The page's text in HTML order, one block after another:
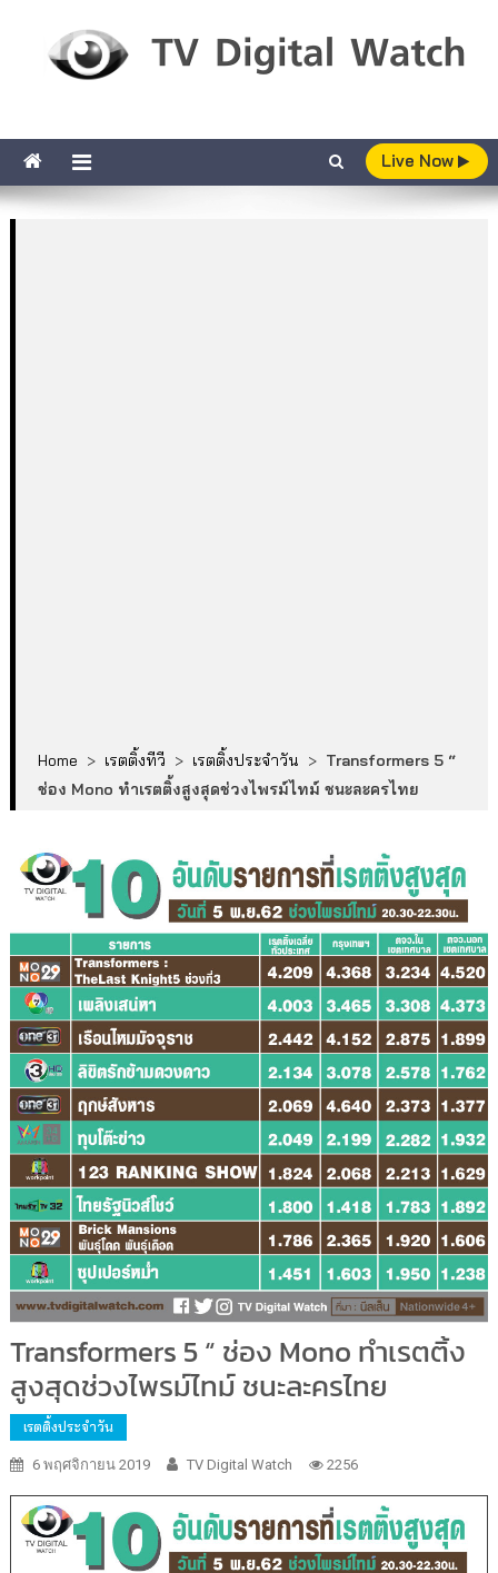
Live Now
Home > เรตติ้งทีวี > เรตติ้งประจำวัน > Transformers 5 “
ช่อง Mono ทำเรตติ้งสูงสุดช่วงไพรม์ไทม์ ชนะละครไทย
Transformers 5 “ ช่อง Mono ทำเรตติ้ง
สูงสุดช่วงไพรม์ไทม์ ชนะละครไทย
เรตติ้งประจำวัน
6 พฤศจิกายน 2019 TV Digital Watch 2256